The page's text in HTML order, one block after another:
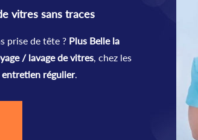
vitres sans traces
prise de tête ? Plus Belle la
/ lavage de vitres, chez les
entretien régulier.